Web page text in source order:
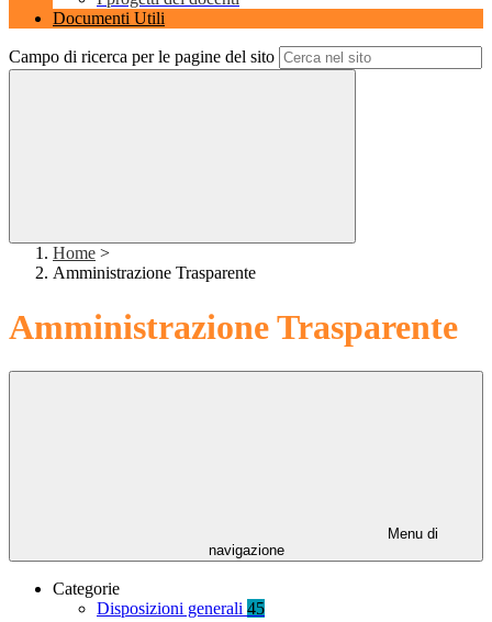
Documenti Utili
Campo di ricerca per le pagine del sito
Home >
Amministrazione Trasparente
Amministrazione Trasparente
Menu di
navigazione
Categorie
Disposizioni generali 45